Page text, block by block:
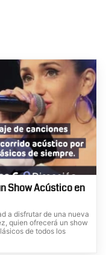
Show Acústico en
a disfrutar de una nueva
quien ofrecerá un show
de todos los